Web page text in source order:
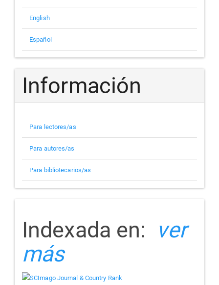
English
Español
Información
Para lectores/as
Para autores/as
Para bibliotecarios/as
indizada
Indexada en: ver
más